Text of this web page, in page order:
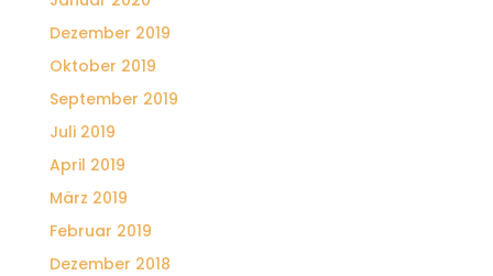
Dezember 2019
Oktober 2019
September 2019
Juli 2019
April 2019
März 2019
Februar 2019
Dezember 2018